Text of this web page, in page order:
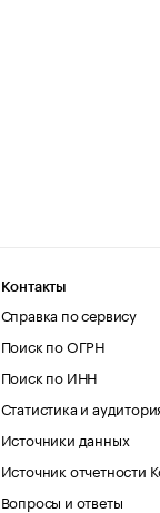
Контакты
Справка по сервису
Поиск по ОГРН
Поиск по ИНН
Статистика и
Источники данных
Источник отчетности
Вопросы и ответы